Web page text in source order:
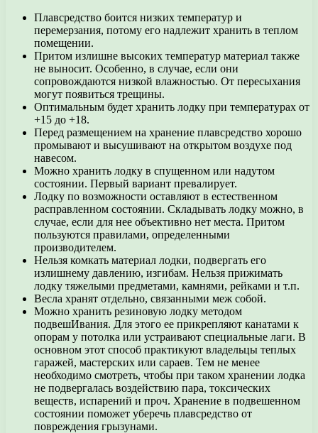
Плавсредство боится низких температур и
перемерзания, потому его надлежит хранить в теплом
помещении.
Притом излишне высоких температур материал также
не выносит. Особенно, в случае, если они
сопровождаются низкой влажностью. От пересыхания
могут появиться трещины.
Оптимальным будет хранить лодку при температурах от
+15 до +18.
Перед размещением на хранение плавсредство хорошо
промывают и высушивают на открытом воздухе под
навесом.
Можно хранить лодку в спущенном или надутом
состоянии. Первый вариант превалирует.
Лодку по возможности оставляют в естественном
расправленном состоянии. Складывать лодку можно, в
случае, если для нее объективно нет места. Притом
пользуются правилами, определенными
производителем.
Нельзя комкать материал лодки, подвергать его
излишнему давлению, изгибам. Нельзя прижимать
лодку тяжелыми предметами, камнями, рейками и т.п.
Весла хранят отдельно, связанными меж собой.
Можно хранить резиновую лодку методом
подвешИвания. Для этого ее прикрепляют канатами к
опорам у потолка или устраивают специальные лаги. В
основном этот способ практикуют владельцы теплых
гаражей, мастерских или сараев. Тем не менее
необходимо смотреть, чтобы при таком хранении лодка
не подвергалась воздействию пара, токсических
веществ, испарений и проч. Хранение в подвешенном
состоянии поможет уберечь плавсредство от
повреждения грызунами.